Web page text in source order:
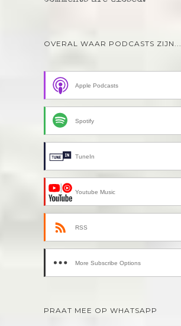
OVERAL WAAR PODCASTS ZIJN...
Apple Podcasts
Spotify
TuneIn
Youtube Music
RSS
More Subscribe Options
PRAAT MEE OP WHATSAPP